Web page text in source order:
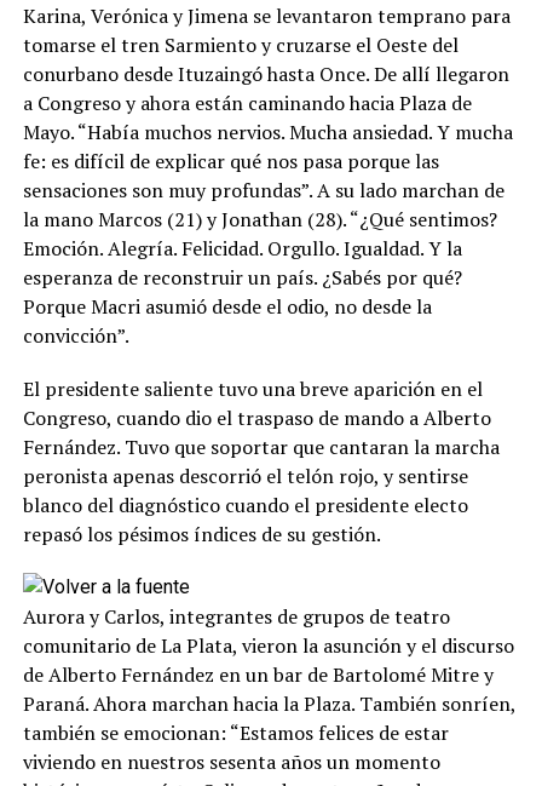
Karina, Verónica y Jimena se levantaron temprano para
tomarse el tren Sarmiento y cruzarse el Oeste del
conurbano desde Ituzaingó hasta Once. De allí llegaron
a Congreso y ahora están caminando hacia Plaza de
Mayo. “Había muchos nervios. Mucha ansiedad. Y mucha
fe: es difícil de explicar qué nos pasa porque las
sensaciones son muy profundas”. A su lado marchan de
la mano Marcos (21) y Jonathan (28). “¿Qué sentimos?
Emoción. Alegría. Felicidad. Orgullo. Igualdad. Y la
esperanza de reconstruir un país. ¿Sabés por qué?
Porque Macri asumió desde el odio, no desde la
convicción”.
El presidente saliente tuvo una breve aparición en el
Congreso, cuando dio el traspaso de mando a Alberto
Fernández. Tuvo que soportar que cantaran la marcha
peronista apenas descorrió el telón rojo, y sentirse
blanco del diagnóstico cuando el presidente electo
repasó los pésimos índices de su gestión.
Aurora y Carlos, integrantes de grupos de teatro
comunitario de La Plata, vieron la asunción y el discurso
de Alberto Fernández en un bar de Bartolomé Mitre y
Paraná. Ahora marchan hacia la Plaza. También sonríen,
también se emocionan: “Estamos felices de estar
viviendo en nuestros sesenta años un momento